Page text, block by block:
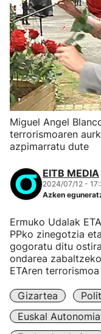
Miguel Angel
terrorismoaren
azpimarratu dute
EITB MEDIA
2024/07/12 -
Azken
Ermuko Udalak
PPko zinegotzia
gogoratu ditu
ondarea
ETAren
Gizartea
Euskal